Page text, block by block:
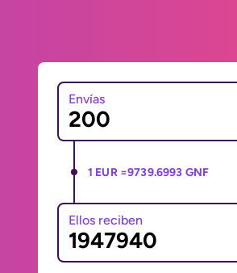
Envías
1 EUR =9739.6993 GNF
Ellos reciben